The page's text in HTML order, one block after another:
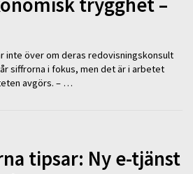
inte över om deras redovisningskonsult
siffrorna i fokus, men det är i arbetet
avgörs. – …
tipsar: Ny e-tjänst